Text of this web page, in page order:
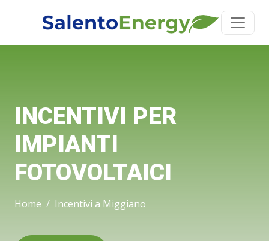
INCENTIVI PER
IMPIANTI
FOTOVOLTAICI
Home Incentivi a Miggiano